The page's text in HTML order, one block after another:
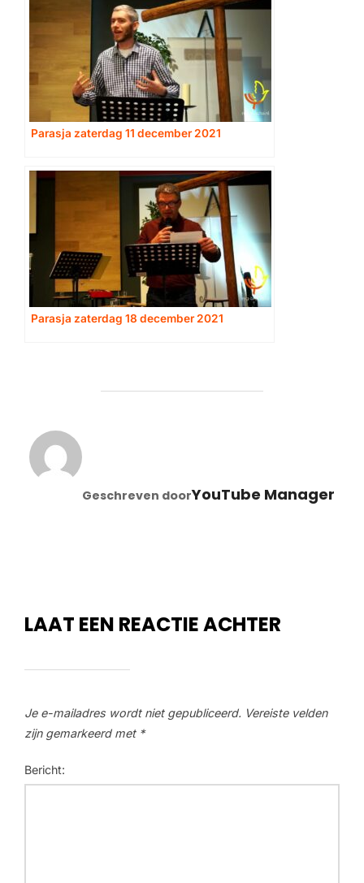
Parasja zaterdag 11 december 2021
Parasja zaterdag 18 december 2021
Geschreven doorYouTube Manager
LAAT EEN REACTIE ACHTER
Je e-mailadres wordt niet gepubliceerd. Vereiste velden
zijn gemarkeerd met *
Bericht: